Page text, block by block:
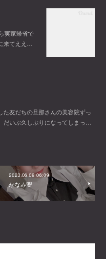
実家帰省で
来てええ…
た友だちの旦那さんの美容院ずっ
いぶ久しぶりになってしまっ…
2023.06.09 06:09
かなみ🐼